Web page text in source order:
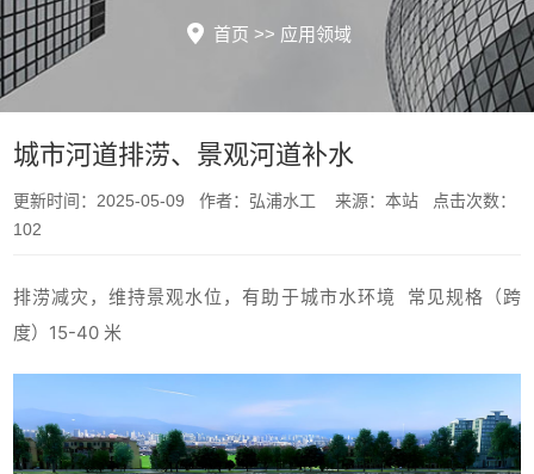
首页 >> 应用领域
城市河道排涝、景观河道补水
更新时间：2025-05-09 作者：弘浦水工 来源：本站 点击次数：
102
排涝减灾，维持景观水位，有助于城市水环境 常见规格（跨
度） 15-40 米